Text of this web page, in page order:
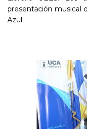
presentación musical
Azul.